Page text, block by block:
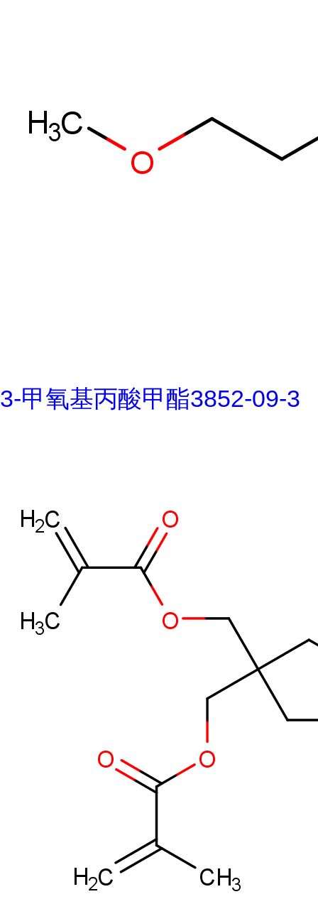
3-甲氧基丙酸甲酯3852-09-3